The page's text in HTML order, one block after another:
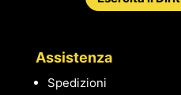
Assistenza
Spedizioni